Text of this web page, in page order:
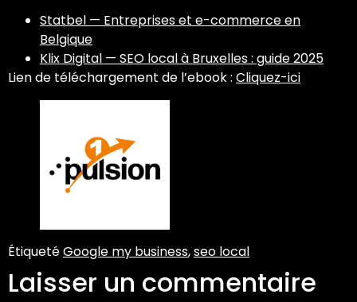
Statbel — Entreprises et e-commerce en
Belgique
Klix Digital — SEO local à Bruxelles : guide 2025
Lien de téléchargement de l’ebook : Cliquez-ici
ÉtiquetéGoogle my business,seo local
Laisser un commentaire